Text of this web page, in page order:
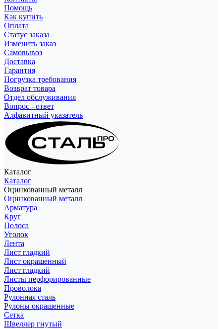
Помощь
Как купить
Оплата
Статус заказа
Изменить заказ
Самовывоз
Доставка
Гарантия
Погрузка требования
Возврат товара
Отдел обслуживания
Вопрос - ответ
Алфавитный указатель
Каталог
Каталог
Оцинкованный металл
Оцинкованный металл
Арматура
Круг
Полоса
Уголок
Лента
Лист гладкий
Лист окрашенный
Лист гладкий
Листы перфорированные
Проволока
Рулонная сталь
Рулоны окрашенные
Сетка
Швеллер гнутый